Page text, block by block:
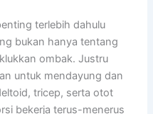
terlebih dahulu
bukan hanya tentang
ombak. Justru
untuk mendayung dan
tricep, serta otot
bekerja terus-menerus